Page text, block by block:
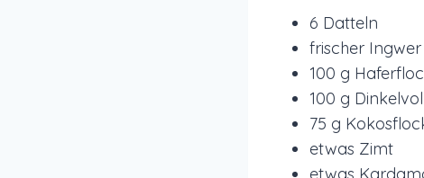
6 Datteln
frischer
100 g
100 g
75 g
etwas Zimt
etwas